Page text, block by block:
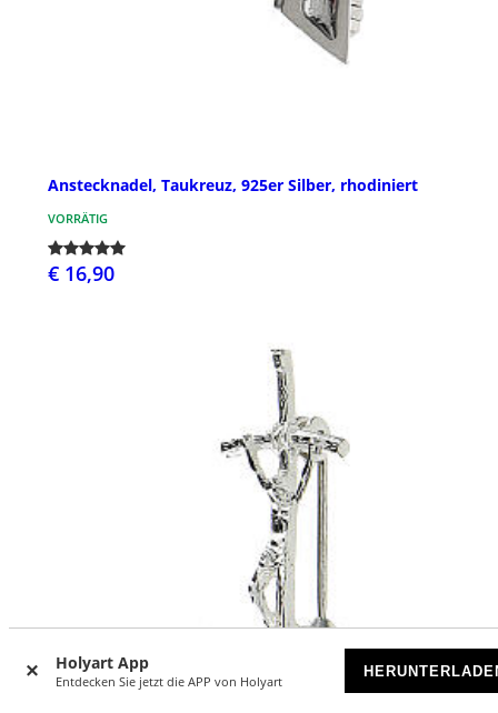
Holyart App
Entdecken Sie jetzt die APP von Holyart
Anstecknadel, Taukreuz, 925er Silber, rhodiniert
VORRÄTIG
€ 16,90